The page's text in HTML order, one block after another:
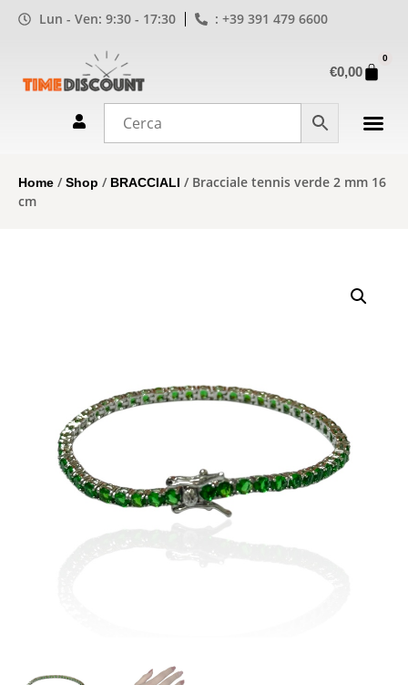
Lun - Ven: 9:30 - 17:30 : +39 391 479 6600
€0,00
0
Home /Shop / BRACCIALI / Bracciale tennis verde 2 mm 16
cm